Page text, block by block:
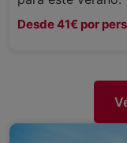
Desde 41€ por